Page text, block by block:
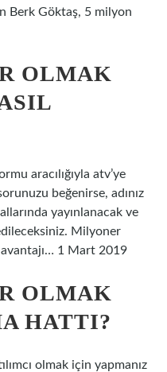
Berk Göktaş, 5 milyon
OLMAK
aracılığıyla atv’ye
beğenirse, adınız
yayınlanacak ve
Milyoner
avantajı… 1 Mart 2019
OLMAK
HATTI?
olmak için yapmanız